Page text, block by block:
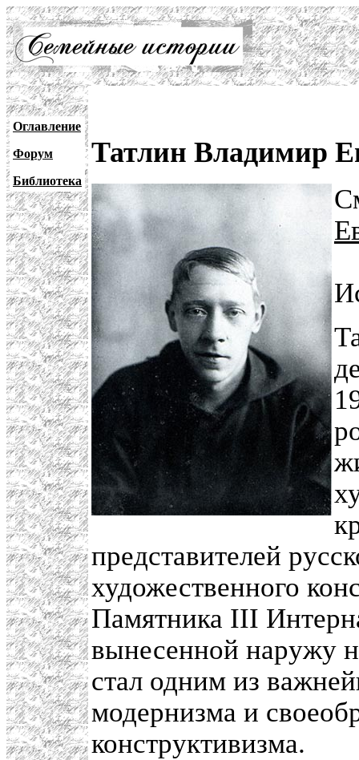
Оглавление
Форум
Библиотека
Татлин Владимир
представителей
художественного
Памятника III
вынесенной наружу
стал одним из
модернизма и
конструктивизма.